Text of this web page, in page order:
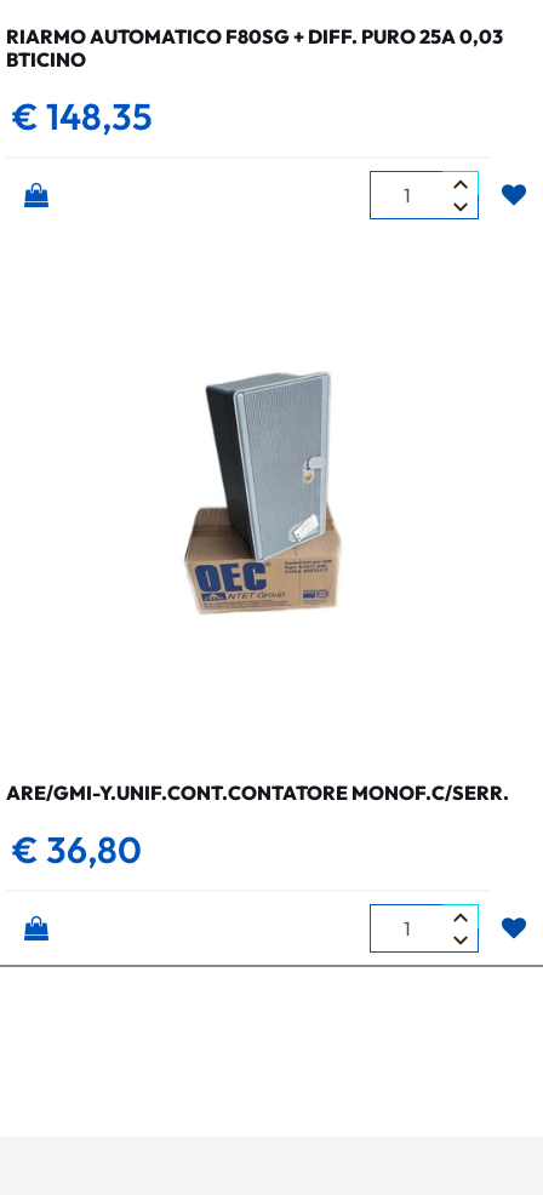
RIARMO AUTOMATICO F80SG + DIFF. PURO 25A 0,03
BTICINO
€ 148,35
Quantità
ARE/GMI-Y.UNIF.CONT.CONTATORE MONOF.C/SERR.
€ 36,80
Quantità